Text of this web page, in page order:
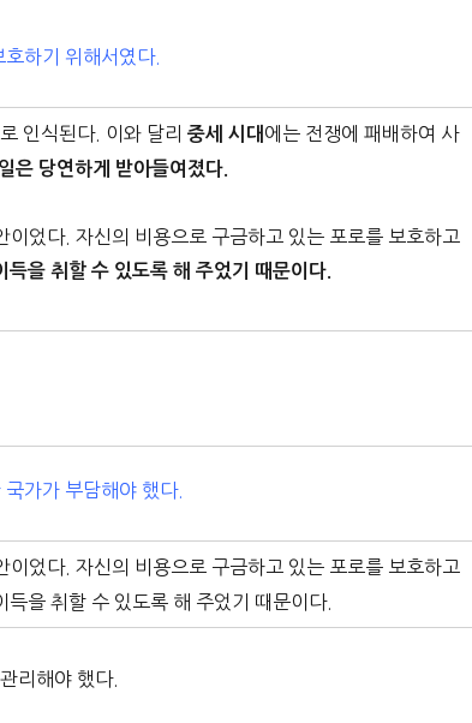
하기 위해서였다.
인식된다. 이와 달리중세 시대 에는 전쟁에 패배하여 사
은 당연하게 받아들여졌다.
었다. 자신의 비용으로 구금하고 있는 포로를 보호하고
득을 취할 수 있도록 해 주었기 때문이다.
가가 부담해야 했다.
이었다. 자신의 비용으로 구금하고 있는 포로를 보호하고
을 취할 수 있도록 해 주었기 때문이다.
리해야 했다.